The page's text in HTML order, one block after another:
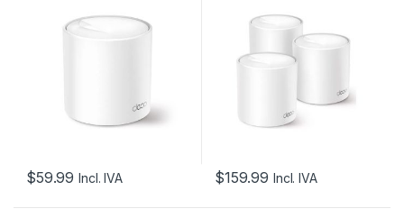
DECO X10 DOBLE
$59.99 Incl. IVA
AX1500 TP-LINK
DECO X10 DOBLE
BANDA MU-MIMO
PUERTOS GIGABIT BT
$159.99 Incl. IVA